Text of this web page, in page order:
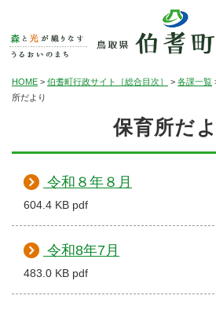
HOME > 伯耆町行政サイト［総合目次］ > 各課一覧
所だより
保育所だ
令和８年８月
604.4 KB pdf
令和8年7月
483.0 KB pdf